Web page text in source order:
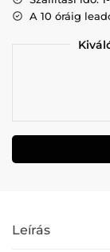
A 10 óráig
Leírás